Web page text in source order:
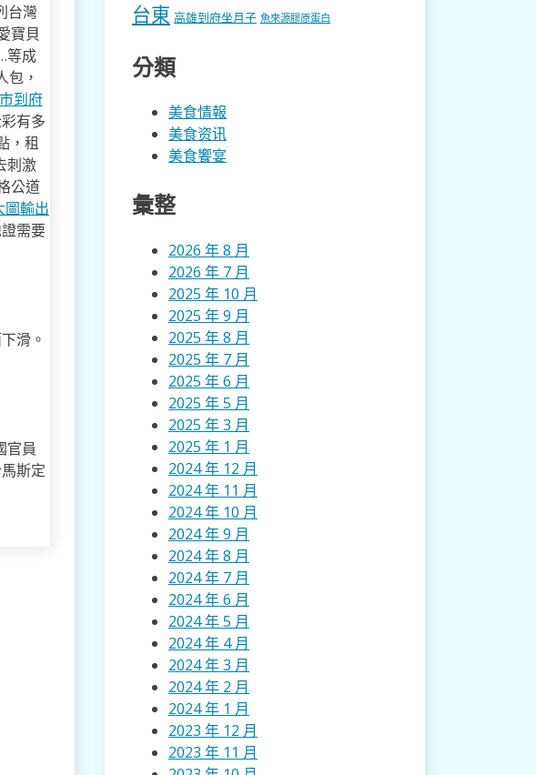
台灣
寶貝
等成
包，
到府
有多
，租
刺激
公道
圖輸出
需要
滑。
官員
斯定
台東 高雄到府坐月子 魚來源膠原蛋白
分類
美食情報
美食资讯
美食饗宴
彙整
2026 年 8 月
2026 年 7 月
2025 年 10 月
2025 年 9 月
2025 年 8 月
2025 年 7 月
2025 年 6 月
2025 年 5 月
2025 年 3 月
2025 年 1 月
2024 年 12 月
2024 年 11 月
2024 年 10 月
2024 年 9 月
2024 年 8 月
2024 年 7 月
2024 年 6 月
2024 年 5 月
2024 年 4 月
2024 年 3 月
2024 年 2 月
2024 年 1 月
2023 年 12 月
2023 年 11 月